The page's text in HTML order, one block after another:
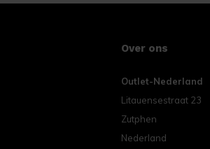
Over ons
Outlet-Nederland
Litauensestraat 23
Zutphen
Nederland